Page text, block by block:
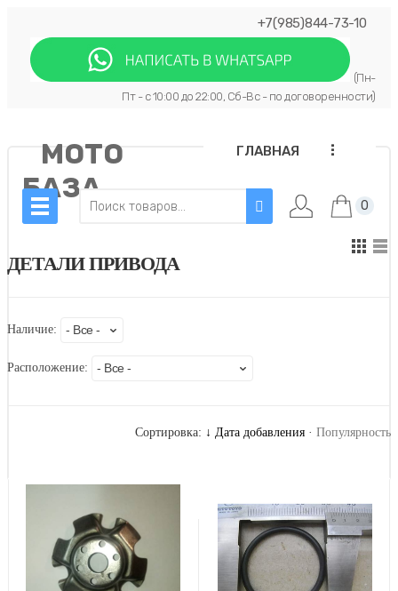
+7(985)844-73-10
(Пн-
Пт - с 10:00 до 22:00, Сб-Вс - по договоренности)
МОТО
БАЗА
ГЛАВНАЯ ...
0
ДЕТАЛИ ПРИВОДА
Наличие:
Расположение:
Сортировка: ↓ Дата добавления · Популярность